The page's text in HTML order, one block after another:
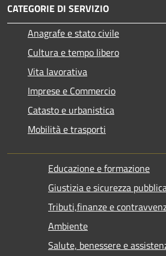
CATEGORIE DI SERVIZIO
Anagrafe e stato civile
Cultura e tempo libero
Vita lavorativa
Imprese e Commercio
Catasto e urbanistica
Mobilità e trasporti
Educazione e formazione
Giustizia e sicurezza
Tributi,finanze e
Ambiente
Salute, benessere e